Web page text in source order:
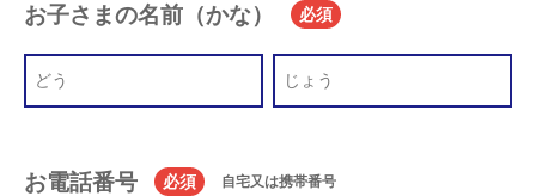
お子さまの名前（かな） 必須
お電話番号 必須 自宅又は携帯番号